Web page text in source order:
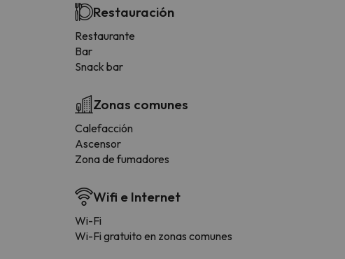
Restauración
Restaurante
Bar
Snack bar
Zonas comunes
Calefacción
Ascensor
Zona de fumadores
Wifi e Internet
Wi-Fi
Wi-Fi gratuito en zonas comunes